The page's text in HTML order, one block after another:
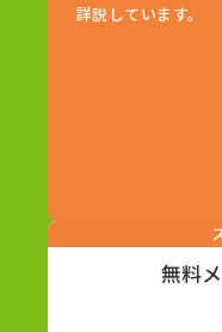
詳説しています。
無料